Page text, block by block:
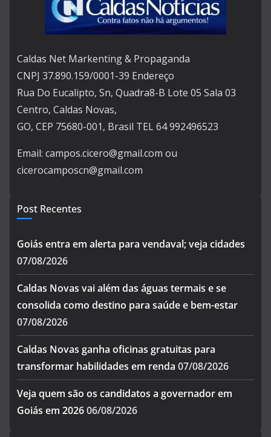
Caldas Net Markenting & Propaganda
CNPJ 37.890.159/0001-39 Endereço
Rua Do Eucalipto, Sn, Quadra8-B Lote 05 Sala 03
Centro, Caldas Novas,
GO, CEP 75680-001, Brasil TEL 64 992496523
Email: campos.cicero@gmail.com ou
cicerocamposcn@gmail.com
Post Recentes
Goiás entra em alerta para vendaval; veja cidades
07/08/2026
Caldas Novas vai além das águas termais e se
consolida como destino para saúde e bem-estar
07/08/2026
Caldas Novas ganha oficinas gratuitas para
transformar habilidades em renda 07/08/2026
Veja quem são os candidatos a governador em
Goiás em 202606/08/2026